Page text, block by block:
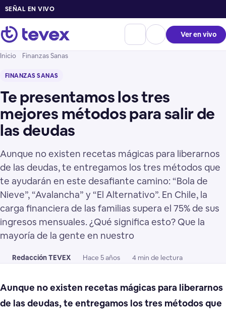
SEÑAL EN VIVO
Ver en vivo
Inicio Finanzas Sanas
FINANZAS SANAS
Te presentamos los tres
mejores métodos para salir de
las deudas
Aunque no existen recetas mágicas para liberarnos
de las deudas, te entregamos los tres métodos que
te ayudarán en este desafiante camino: “Bola de
Nieve”, “Avalancha” y “El Alternativo”. En Chile, la
carga financiera de las familias supera el 75% de sus
ingresos mensuales. ¿Qué significa esto? Que la
mayoría de la gente en nuestro
Redacción TEVEX Hace 5 años 4 min de lectura
Aunque no existen recetas mágicas para liberarnos
de las deudas, te entregamos los tres métodos que